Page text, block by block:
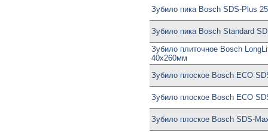
Зубило пика Bosch SDS-Plus
Зубило пика Bosch Standard
Зубило плиточное Bosch
40x260мм
Зубило плоское Bosch ECO
Зубило плоское Bosch ECO
Зубило плоское Bosch SDS-